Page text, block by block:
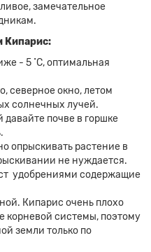
замечательное
Кипарис:
- 5 ˚С, оптимальная
северное окно, летом
солнечных лучей.
почве в горшке
опрыскивать растение в
не нуждается.
удобрениями содержащие
Кипарис очень плохо
корневой системы, поэтому
земли только по